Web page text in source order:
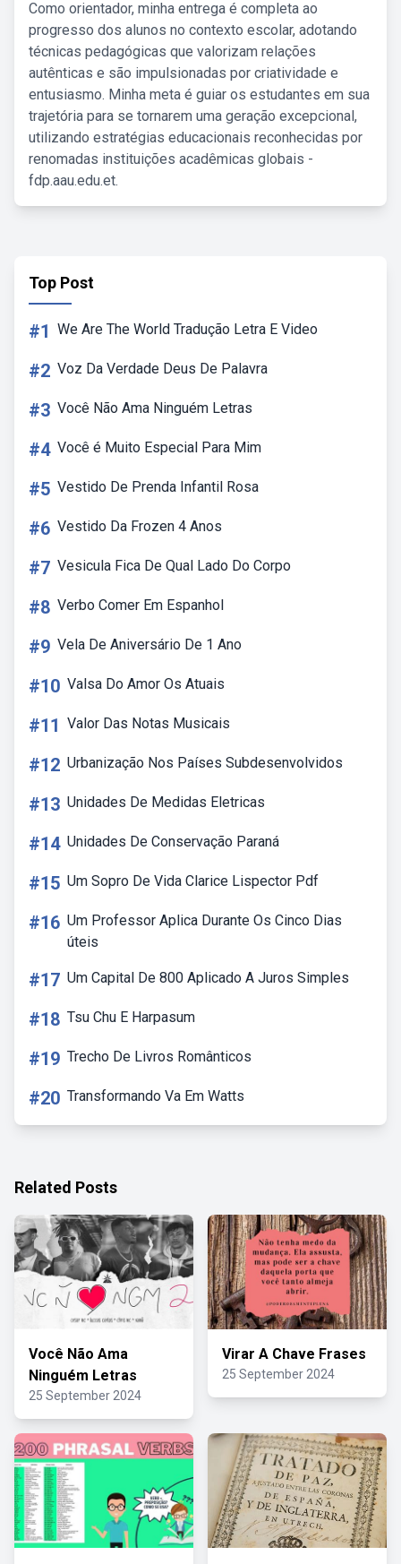
Como orientador, minha entrega é completa ao
progresso dos alunos no contexto escolar, adotando
técnicas pedagógicas que valorizam relações
autênticas e são impulsionadas por criatividade e
entusiasmo. Minha meta é guiar os estudantes em sua
trajetória para se tornarem uma geração excepcional,
utilizando estratégias educacionais reconhecidas por
renomadas instituições acadêmicas globais -
fdp.aau.edu.et.
Top Post
#1 We Are The World Tradução Letra E Video
#2 Voz Da Verdade Deus De Palavra
#3 Você Não Ama Ninguém Letras
#4 Você é Muito Especial Para Mim
#5 Vestido De Prenda Infantil Rosa
#6 Vestido Da Frozen 4 Anos
#7 Vesicula Fica De Qual Lado Do Corpo
#8 Verbo Comer Em Espanhol
#9 Vela De Aniversário De 1 Ano
#10 Valsa Do Amor Os Atuais
#11 Valor Das Notas Musicais
#12 Urbanização Nos Países Subdesenvolvidos
#13 Unidades De Medidas Eletricas
#14 Unidades De Conservação Paraná
#15 Um Sopro De Vida Clarice Lispector Pdf
#16 Um Professor Aplica Durante Os Cinco Dias
úteis
#17 Um Capital De 800 Aplicado A Juros Simples
#18 Tsu Chu E Harpasum
#19 Trecho De Livros Românticos
#20 Transformando Va Em Watts
Related Posts
Você Não Ama
Ninguém Letras
25 September 2024
Virar A Chave Frases
25 September 2024